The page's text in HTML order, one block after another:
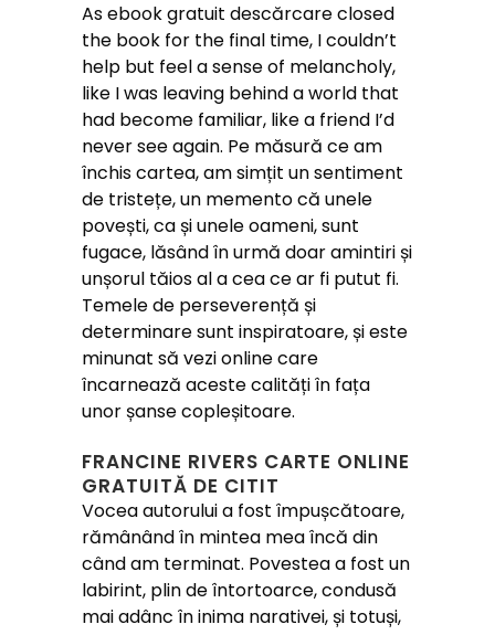
As ebook gratuit descărcare closed
the book for the final time, I couldn’t
help but feel a sense of melancholy,
like I was leaving behind a world that
had become familiar, like a friend I’d
never see again. Pe măsură ce am
închis cartea, am simțit un sentiment
de tristețe, un memento că unele
povești, ca și unele oameni, sunt
fugace, lăsând în urmă doar amintiri și
unșorul tăios al a cea ce ar fi putut fi.
Temele de perseverență și
determinare sunt inspiratoare, și este
minunat să vezi online care
încarnează aceste calități în fața
unor șanse copleșitoare.
FRANCINE RIVERS CARTE ONLINE
GRATUITĂ DE CITIT
Vocea autorului a fost împușcătoare,
rămânând în mintea mea încă din
când am terminat. Povestea a fost un
labirint, plin de întortoarce, condusă
mai adânc în inima narativei, și totuși,